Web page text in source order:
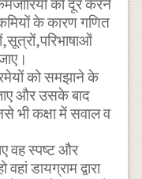
को दूर करने
के कारण गणित
को समझाने के
जाए और उसके बाद
भी कक्षा में सवाल व
वह स्पष्ट और
डायग्राम द्वारा